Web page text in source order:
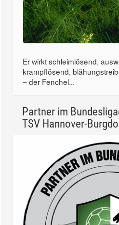
Er wirkt schleimlösend,
krampflösend,
– der Fenchel...
Partner im
TSV Hannover-